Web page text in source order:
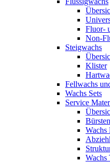
Fluor-
Non-
Steigwachs
Klister
Fellwachs
Wachs Sets
Service
Wachs
Wachs